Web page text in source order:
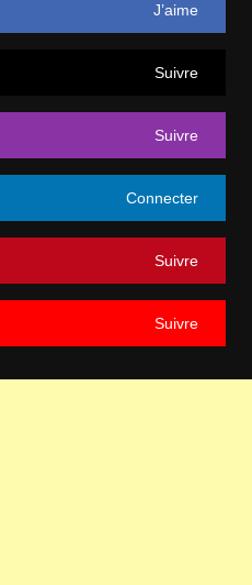
J’aime
Suivre
Suivre
Connecter
Suivre
Suivre